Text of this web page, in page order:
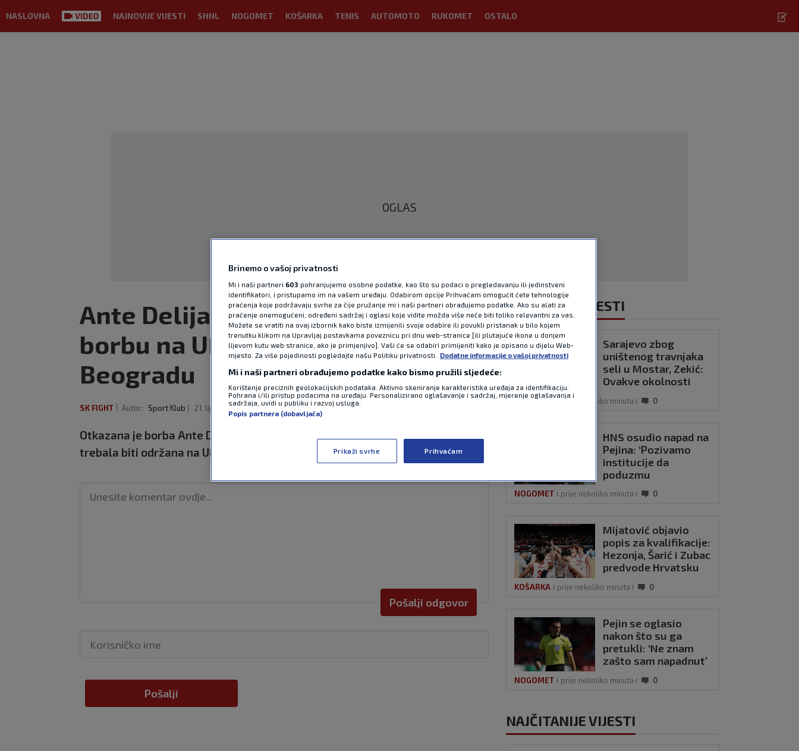
NASLOVNA NAJNOVIJE VIJESTI SHNL NOGOMET KOŠARKA TENIS AUTOMOTO RUKOMET OSTALO
OGLAS
Ante Delija zbog ozljede otkazao
borbu na UFC-ovoj priredbi u
Beogradu
SK FIGHT Autor: Sport Klub 21. lip 2026 9:43 0 komentara
Otkazana je borba Ante Delije i brazilskog borca Johnnyja Walkera koja je
trebala biti održana na UFC-ovoj priredbi u Beogradu. Pročitaj više
Pošalji odgovor
Pošalji
NAJNOVIJE VIJESTI
Sarajevo zbog
uništenog travnjaka
seli u Mostar, Zekić:
Ovakve okolnosti
NOGOMET prije nekoliko minuta 0
HNS osudio napad na
Pejina: ‘Pozivamo
institucije da
poduzmu
NOGOMET prije nekoliko minuta 0
Mijatović objavio
popis za kvalifikacije:
Hezonja, Šarić i Zubac
predvode Hrvatsku
KOŠARKA prije nekoliko minuta 0
Pejin se oglasio
nakon što su ga
pretukli: ‘Ne znam
zašto sam napadnut’
NOGOMET prije nekoliko minuta 0
NAJČITANIJE VIJESTI
Brinemo o vašoj privatnosti
Mi i naši partneri 603 pohranjujemo osobne podatke, kao što su podaci o pregledavanju ili jedinstveni
identifikatori, i pristupamo im na vašem uređaju. Odabirom opcije Prihvaćam omogućit ćete tehnologije
praćenja koje podržavaju svrhe za čije pružanje mi i naši partneri obrađujemo podatke. Ako su alati za
praćenje onemogućeni, određeni sadržaj i oglasi koje vidite možda više neće biti toliko relevantni za vas.
Možete se vratiti na ovaj izbornik kako biste izmijenili svoje odabire ili povukli pristanak u bilo kojem
trenutku klikom na Upravljaj postavkama poveznicu pri dnu web-stranice [ili plutajuće ikone u donjem
lijevom kutu web stranice, ako je primjenjivo]. Vaši će se odabiri primijeniti kako je opisano u dijelu Web-
mjesto. Za više pojedinosti pogledajte našu Politiku privatnosti.
Dodatne informacije o vašoj privatnosti
Mi i naši partneri obrađujemo podatke kako bismo pružili sljedeće:
Korištenje preciznih geolokacijskih podataka. Aktivno skeniranje karakteristika uređaja za identifikaciju.
Pohrana i/ili pristup podacima na uređaju. Personalizirano oglašavanje i sadržaj, mjerenje oglašavanja i
sadržaja, uvidi u publiku i razvoj usluga.
Popis partnera (dobavljača)
Prikaži svrhe Prihvaćam